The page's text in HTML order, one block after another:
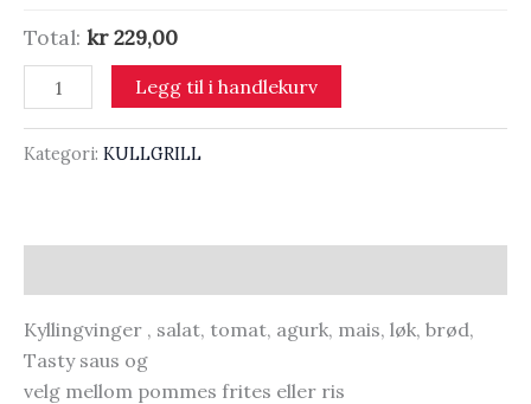
Total: kr 229,00
VINGER
TALLERKEN
Legg til i handlekurv
Kategori: KULLGRILL
Kyllingvinger , salat, tomat, agurk, mais, løk, brød,
Tasty saus og
velg mellom pommes frites eller ris